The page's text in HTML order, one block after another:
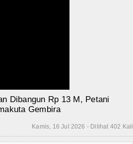
Dibangun Rp 13 M, Petani
Gembira
Kamis, 16 Jul 2026 - Dilihat 402 Kali